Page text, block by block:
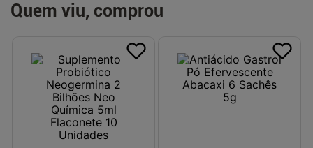
Quem viu, comprou